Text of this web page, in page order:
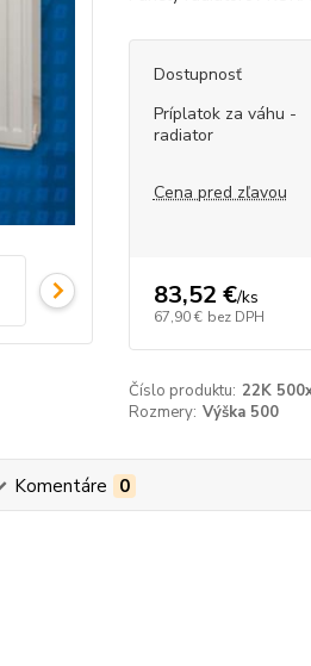
Dostupnosť
Príplatok za váhu -
radiator
Cena pred zľavou
83,52 €/ks
67,90 € bez DPH
Číslo produktu: 22K
Rozmery: Výška 500
Komentáre 0